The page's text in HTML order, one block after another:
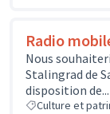
Radio
Nous
Stalingrad de
disposition de...
Culture et